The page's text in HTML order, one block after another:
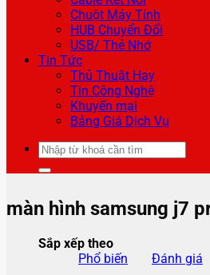
Chuột Máy Tính
HUB Chuyển Đổi
USB/ Thẻ Nhớ
Tin Tức
Thủ Thuật Hay
Tin Công Nghệ
Khuyến mại
Bảng Giá Dịch Vụ
Tìm
kiếm:
màn hình samsung j7
Sắp xếp theo
Phổ biến
Đánh giá